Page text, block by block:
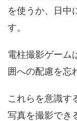
を使うか、日中
す。
電柱撮影ゲーム
囲への配慮を忘
これらを意識す
写真を撮影でき